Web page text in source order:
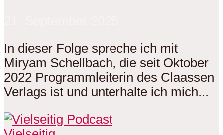
In dieser Folge spreche ich mit
Miryam Schellbach, die seit Oktober
2022 Programmleiterin des Claassen
Verlags ist und unterhalte ich mich...